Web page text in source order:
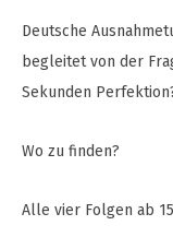
Deutsche
begleitet von der
Sekunden
Wo zu finden?
Alle vier Folgen ab